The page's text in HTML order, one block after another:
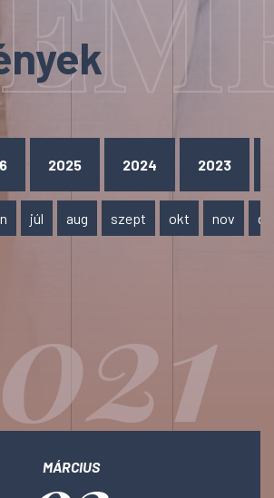
2025 2024 2023
júl aug szept okt nov
MÁRCIUS